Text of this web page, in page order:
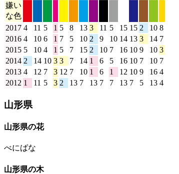
嫌い
な色
2017 4 11 5 1 5 8 13 3 11 5 15 15 2 10 8
2016 4 10 6 1 7 5 10 2 9 10 14 13 3 14 7
2015 5 10 4 1 5 7 15 2 10 7 16 10 9 10 3
2014 2 14 10 3 3 7 14 1 6 5 16 10 7 10 7
2013 4 12 7 3 12 7 10 1 6 1 12 10 9 16 4
2012 1 11 5 3 2 13 7 13 7 7 13 7 5 13 4
山形県
山形県の花
べにばな
山形県の木